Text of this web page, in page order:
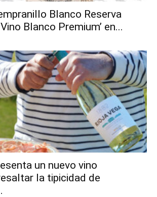
Blanco Reserva
Blanco Premium’ en...
un nuevo vino
la tipicidad de